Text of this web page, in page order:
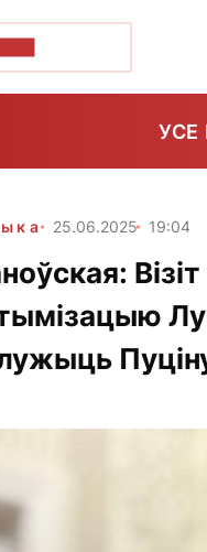
УСЕ
25.06.2025 19:04